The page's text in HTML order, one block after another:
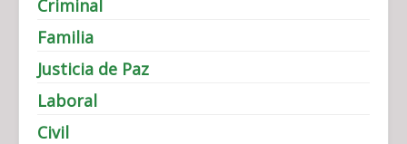
Criminal
Familia
Justicia de Paz
Laboral
Civil